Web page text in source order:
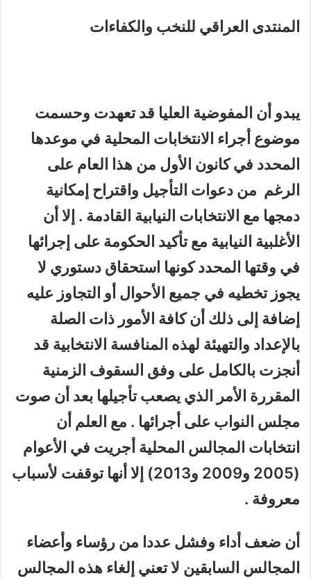
المنتدى العراقي للنخب والكفاءات
يبدو أن المفوضية العليا قد تعهدت وحسمت
موضوع أجراء الانتخابات المحلية في موعدها
المحدد في كانون الأول من هذا العام على
الرغم من دعوات التأجيل واقتراح إمكانية
دمجها مع الانتخابات النيابية القادمة . إلا أن
الأغلبية النيابية مع تأكيد الحكومة على إجرائها
في وقتها المحدد كونها استحقاق دستوري لا
يجوز تخطيه في جميع الأحوال أو التجاوز عليه
إضافة إلى ذلك أن كافة الأمور ذات الصلة
بالإعداد والتهيئة لهذه المنافسة الانتخابية قد
أنجزت بالكامل على وفق السقوف الزمنية
المقررة الأمر الذي يصعب تأجيلها بعد أن صوت
مجلس النواب على أجرائها . مع العلم أن
انتخابات المجالس المحلية أجريت في الأعوام
(2005 و2009 و2013) إلا أنها توقفت لأسباب
معروفة .
أن ضعف أداء وفشل عددا من رؤساء وأعضاء
المجالس السابقين لا تعني إلغاء هذه المجالس